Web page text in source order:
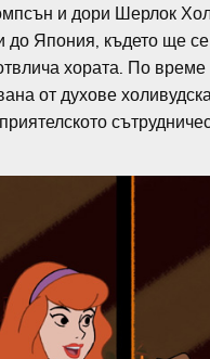
и дори Шерлок
до Япония, където ще
хората. По
от духове